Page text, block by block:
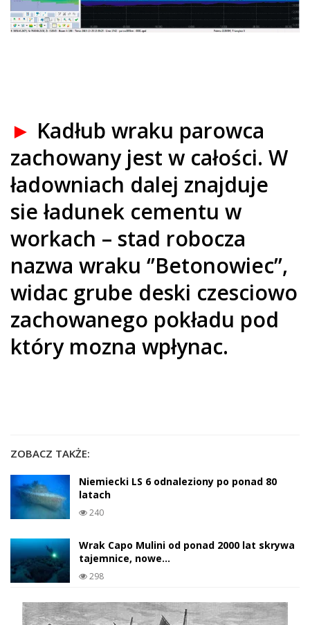
► Kadłub wraku parowca
zachowany jest w całości. W
ładowniach dalej znajduje
sie ładunek cementu w
workach – stad robocza
nazwa wraku ‘’Betonowiec’’,
widac grube deski czesciowo
zachowanego pokładu pod
który mozna wpłynac.
ZOBACZ TAKŻE:
Niemiecki LS 6 odnaleziony po ponad 80
latach
240
Wrak Capo Mulini od ponad 2000 lat skrywa
tajemnice, nowe…
298